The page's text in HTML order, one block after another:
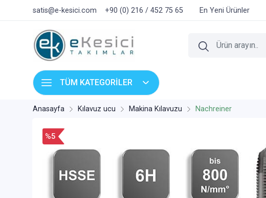
satis@e-kesici.com +90 (0) 216 / 452 75 65 En Yeni Ürünler
TÜM KATEGORİLER
Anasayfa Kılavuz ucu Makina Kılavuzu Nachreiner
%5